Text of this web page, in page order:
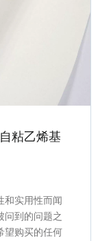
粘乙烯基
和实用性而闻
问到的问题之
望购买的任何